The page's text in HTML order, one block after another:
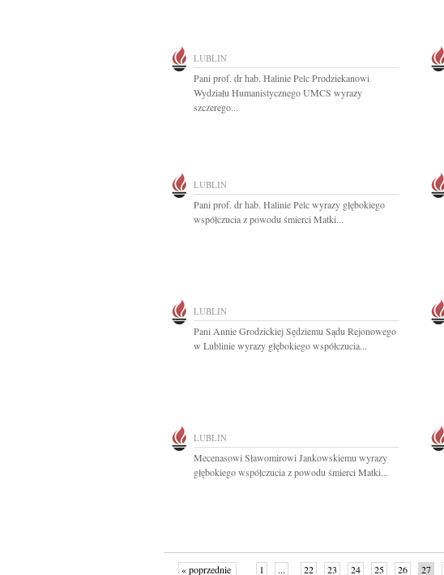
LUBLIN
Pani prof. dr hab. Halinie Pelc Prodziekanowi
Wydziału Humanistycznego UMCS wyrazy
szczerego...
LUBLIN
Pani prof. dr hab. Halinie Pelc wyrazy głębokiego
współczucia z powodu śmierci Matki...
LUBLIN
Pani Annie Grodzickiej Sędziemu Sądu Rejonowego
w Lublinie wyrazy głębokiego współczucia...
LUBLIN
Mecenasowi Sławomirowi Jankowskiemu wyrazy
głębokiego współczucia z powodu śmierci Matki...
« poprzednie 1 ... 22 23 24 25 26 27